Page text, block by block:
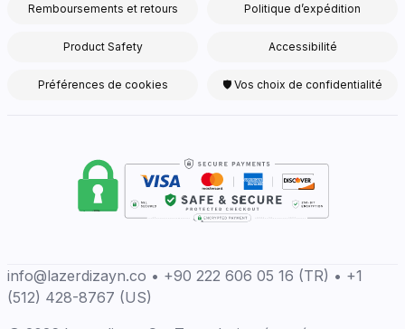
Remboursements et retours Politique d’expédition
Product Safety Accessibilité
Préférences de cookies 🛡 Vos choix de confidentialité
info@lazerdizayn.co • +90 222 606 05 16 (TR) • +1
(512) 428-8767 (US)